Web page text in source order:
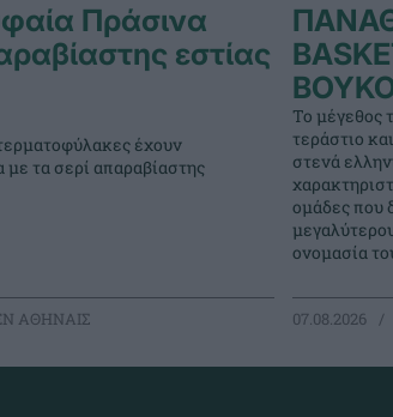
Πράσινα
εστίας
έχουν
με τα σερί απαραβίαστης
ΑΘΗΝΑΙΣ
Το μέγεθος
τεράστιο
στενά
ομάδες που
ονομασία
07.08.2026